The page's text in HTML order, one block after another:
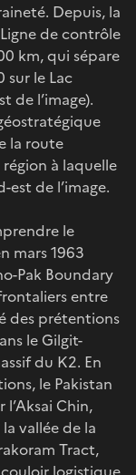
Depuis, la
de contrôle
km, qui sépare
sur le Lac
de l’image).
la route
à laquelle
de l’image.
le
mars 1963
Pak Boundary
entre
des prétentions
le Gilgit-
du K2. En
le Pakistan
Chin,
vallée de la
Tract,